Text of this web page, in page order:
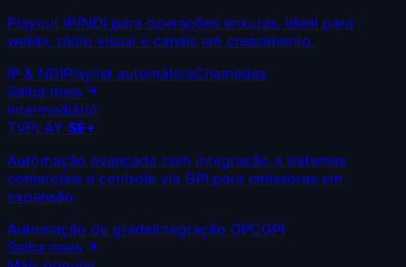
Playout IP/NDI para operações enxutas. Ideal para
webtv, rádio visual e canais em crescimento.
IP & NDIPlaylist automáticaChamadas
Saiba mais
Intermediário
TVPLAY SE+
Automação avançada com integração a sistemas
comerciais e controle via GPI para emissoras em
expansão.
Automação de gradeIntegração OPCGPI
Saiba mais